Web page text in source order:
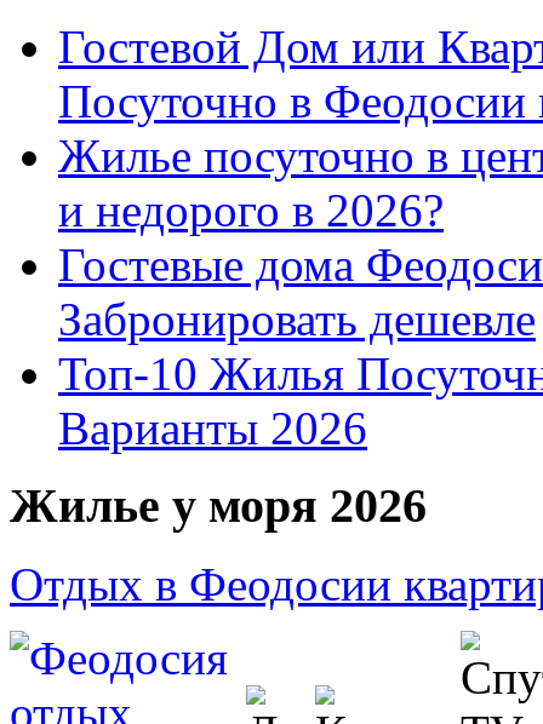
Гостевой Дом или
Посуточно в Феодосии
Жилье посуточно в
и недорого в 2026?
Гостевые дома
Забронировать дешевле
Топ-10 Жилья
Варианты 2026
Жилье у моря 2026
Отдых в Феодосии